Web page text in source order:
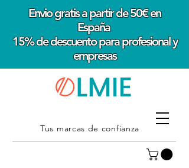
Envio gratis a partir de 50€ en
España
15% de descuento para profesional y
empresas
Tus marcas de confianza